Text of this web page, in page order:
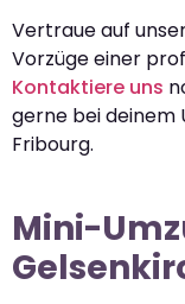
Vertraue auf
Vorzüge einer
Kontaktiere uns
gerne bei deinem
Fribourg.
Mini-